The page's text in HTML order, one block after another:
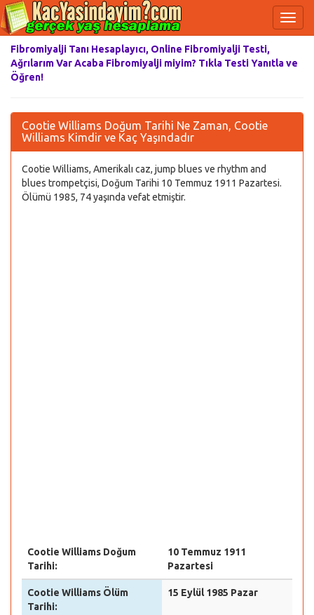
Fibromiyalji Tanı Hesaplayıcı, Online Fibromiyalji Testi,
Ağrılarım Var Acaba Fibromiyalji miyim? Tıkla Testi Yanıtla ve
Öğren!
Cootie Williams Doğum Tarihi Ne Zaman, Cootie
Williams Kimdir ve Kaç Yaşındadır
Cootie Williams, Amerikalı caz, jump blues ve rhythm and
blues trompetçisi, Doğum Tarihi 10 Temmuz 1911 Pazartesi.
Ölümü 1985, 74 yaşında vefat etmiştir.
Cootie Williams Doğum
Tarihi:
10 Temmuz 1911
Pazartesi
Cootie Williams Ölüm
Tarihi:
15 Eylül 1985 Pazar